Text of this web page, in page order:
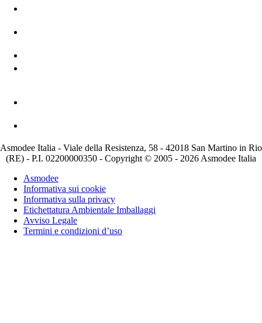
Asmodee Italia - Viale della Resistenza, 58 - 42018 San Martino in Rio
(RE) - P.I. 02200000350 - Copyright © 2005 - 2026 Asmodee Italia
Asmodee
Informativa sui cookie
Informativa sulla privacy
Etichettatura Ambientale Imballaggi
Avviso Legale
Termini e condizioni d’uso